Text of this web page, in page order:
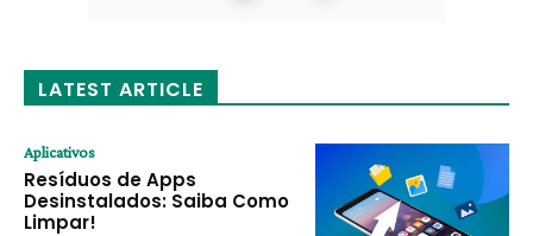
LATEST ARTICLE
Aplicativos
Resíduos de Apps
Desinstalados: Saiba Como
Limpar!